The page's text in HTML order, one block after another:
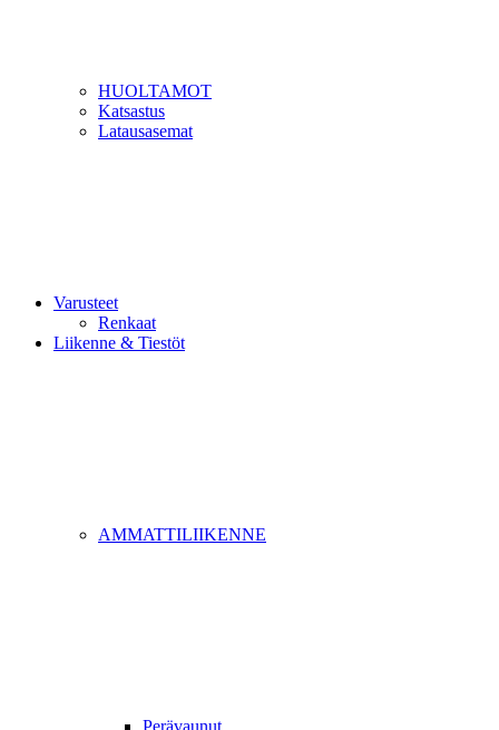
HUOLTAMOT
Katsastus
Latausasemat
Varusteet
Renkaat
Liikenne & Tiestöt
AMMATTILIIKENNE
Perävaunut